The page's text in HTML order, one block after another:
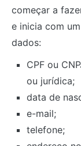
começar a
e inicia com
dados:
CPF ou
ou jurídica;
data de
e-mail;
telefone;